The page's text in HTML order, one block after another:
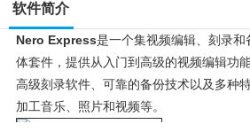
软件简介
Nero Express是一个集视频编辑、刻录
体套件，提供从入门到高级的视频编辑功
高级刻录软件、可靠的备份技术以及多种
加工音乐、照片和视频等。